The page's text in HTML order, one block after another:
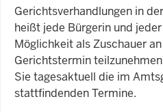
Gerichtsverhandlungen in
heißt jede Bürgerin und
Möglichkeit als Zuschauer
Gerichtstermin
Sie tagesaktuell die im
stattfindenden Termine.